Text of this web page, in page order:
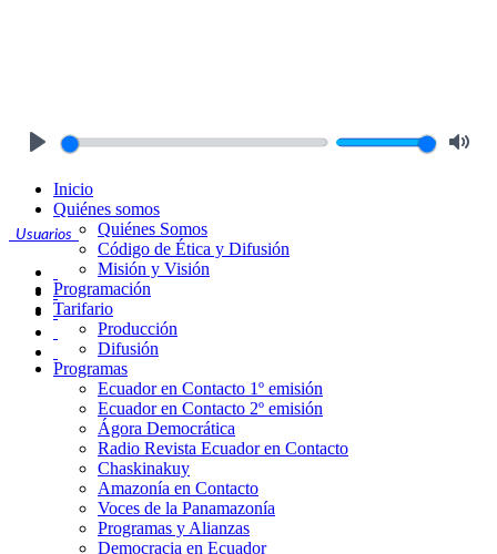
Usuarios
Inicio
Quiénes somos
Quiénes Somos
Código de Ética y Difusión
Misión y Visión
Programación
Tarifario
Producción
Difusión
Programas
Ecuador en Contacto 1º emisión
Ecuador en Contacto 2º emisión
Ágora Democrática
Radio Revista Ecuador en Contacto
Chaskinakuy
Amazonía en Contacto
Voces de la Panamazonía
Programas y Alianzas
Democracia en Ecuador